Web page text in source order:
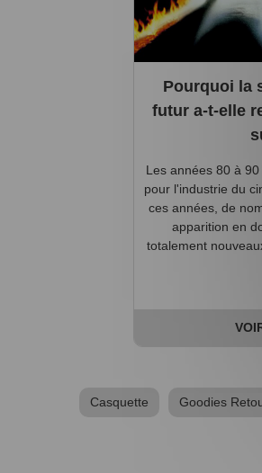
Pourquoi la
futur a-t-elle
Les années 80 à
pour l'industrie du
ces années, de
apparition en
totalement
Casquette Goodies